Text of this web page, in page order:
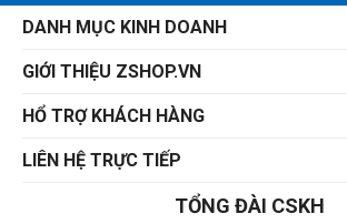
DANH MỤC KINH DOANH
GIỚI THIỆU ZSHOP.VN
HỔ TRỢ KHÁCH HÀNG
LIÊN HỆ TRỰC TIẾP
TỔNG ĐÀI CSKH